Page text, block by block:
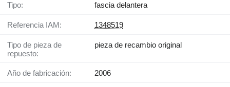
Tipo: fascia delantera
Referencia IAM: 1348519
Tipo de pieza de
repuesto:
pieza de recambio original
Año de fabricación: 2006